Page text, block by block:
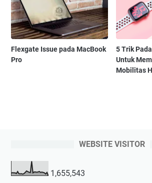
Flexgate Issue pada MacBook
Pro
5 Trik
Untuk
Mobilitas
WEBSITE VISITOR
1,655,543